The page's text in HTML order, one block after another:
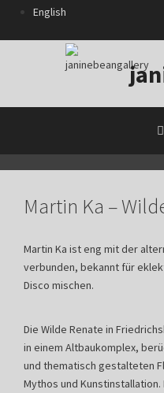
springen
English
Martin Ka –
Martin Ka ist eng mit der
verbunden, bekannt für
Disco mischen.
Die Wilde Renate in
in einem Altbaukomplex,
und thematisch gestalteten
Mythos und Kunstinstallation.